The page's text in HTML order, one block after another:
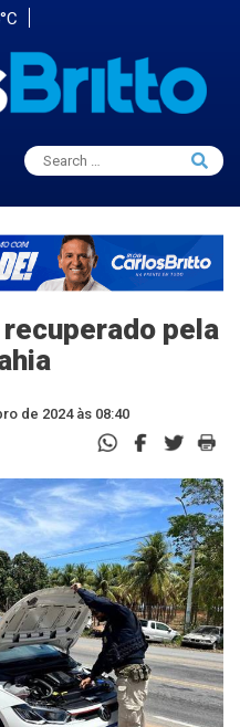
Search
for:
Search
pela
de 2024 às 08:40